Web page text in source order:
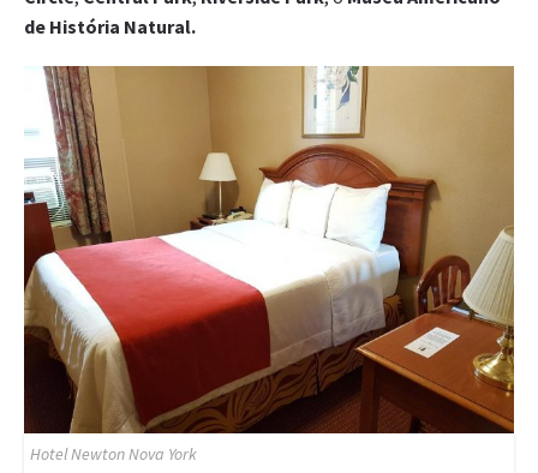
de História Natural.
Hotel Newton Nova York